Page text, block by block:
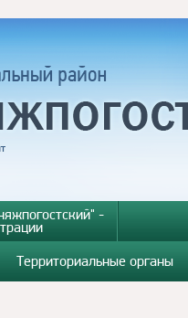
-
Территориальные органы